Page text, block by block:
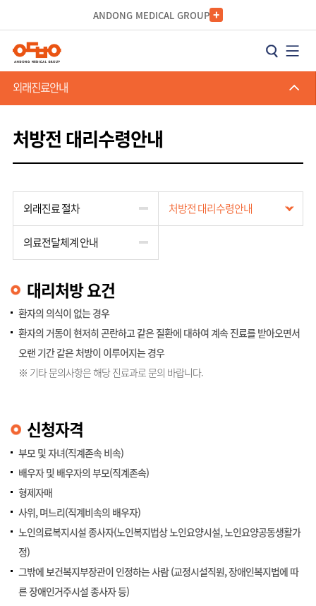
ANDONG MEDICAL GROUP
외래진료안내
처방전 대리수령안내
외래진료 절차 처방전 대리수령안내
의료전달체계 안내
대리처방 요건
환자의 의식이 없는 경우
환자의 거동이 현저히 곤란하고 같은 질환에 대하여 계속 진료를 받아오면서
오랜 기간 같은 처방이 이루어지는 경우
※ 기타 문의사항은 해당 진료과로 문의 바랍니다.
신청자격
부모 및 자녀(직계존속 비속)
배우자 및 배우자의 부모(직계존속)
형제자매
사위, 며느리(직계비속의 배우자)
노인의료복지시설 종사자(노인복지법상 노인요양시설, 노인요양공동생활가
정)
그밖에 보건복지부장관이 인정하는 사람 (교정시설직원, 장애인복지법에 따
른 장애인거주시설 종사자 등)